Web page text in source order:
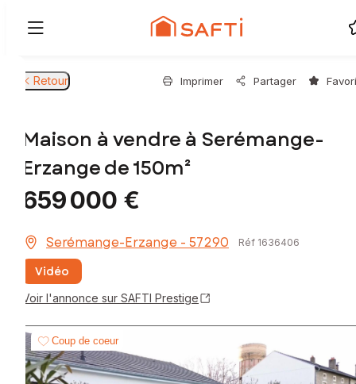
Retour Imprimer Partager
Maison à vendre à Serémange-
Erzange de 150m²
659 000 €
Serémange-Erzange - 57290 Réf 1636406
Vidéo
Voir l'annonce sur SAFTI Prestige
Coup de coeur